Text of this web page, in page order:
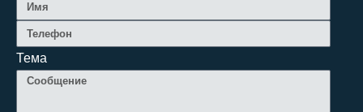
Тема